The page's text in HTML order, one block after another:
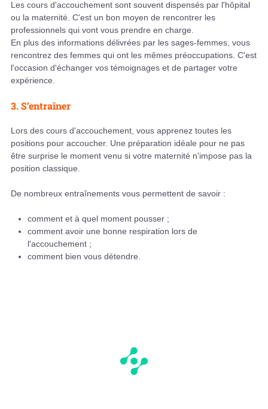
Les cours d'accouchement sont souvent dispensés par l'hôpital
ou la maternité. C'est un bon moyen de rencontrer les
professionnels qui vont vous prendre en charge.
En plus des informations délivrées par les sages-femmes, vous
rencontrez des femmes qui ont les mêmes préoccupations. C'est
l'occasion d'échanger vos témoignages et de partager votre
expérience.
3. S’entraîner
Lors des cours d'accouchement, vous apprenez toutes les
positions pour accoucher. Une préparation idéale pour ne pas
être surprise le moment venu si votre maternité n'impose pas la
position classique.
De nombreux entraînements vous permettent de savoir :
comment et à quel moment pousser ;
comment avoir une bonne respiration lors de
l'accouchement ;
comment bien vous détendre.